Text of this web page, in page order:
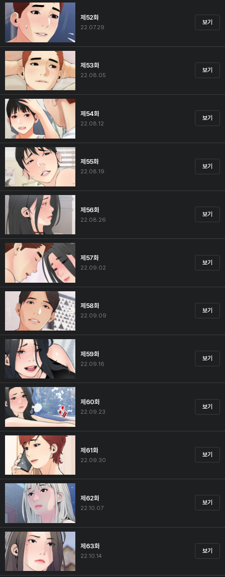
제52화
22.07.29
보기
제53화
22.08.05
보기
제54화
22.08.12
보기
제55화
22.08.19
보기
제56화
22.08.26
보기
제57화
22.09.02
보기
제58화
22.09.09
보기
제59화
22.09.16
보기
제60화
22.09.23
보기
제61화
22.09.30
보기
제62화
22.10.07
보기
제63화
22.10.14
보기